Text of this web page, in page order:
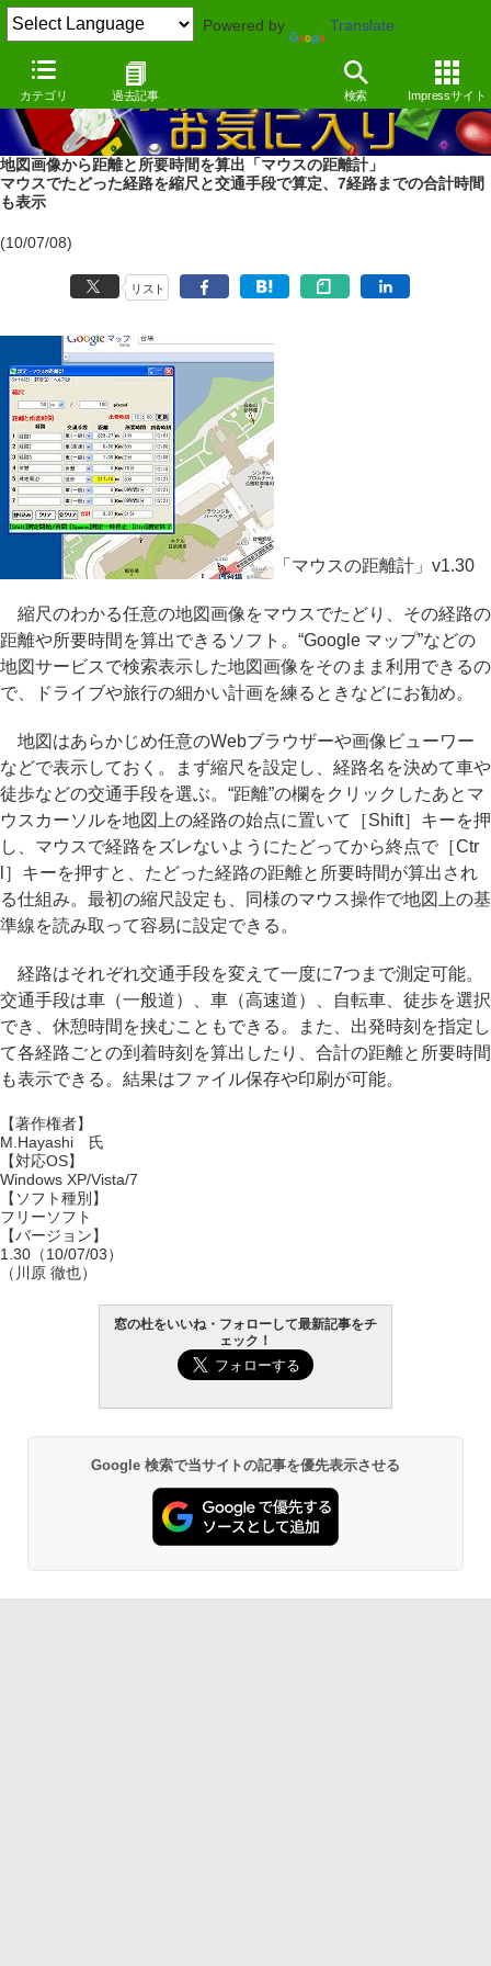
Powered by Translate
カテゴリ 過去記事 検索 Impressサイト
地図画像から距離と所要時間を算出「マウスの距離計」
マウスでたどった経路を縮尺と交通手段で算定、7経路までの合計時間
も表示
(10/07/08)
リスト
「マウスの距離計」v1.30
縮尺のわかる任意の地図画像をマウスでたどり、その経路の
距離や所要時間を算出できるソフト。“Google マップ”などの
地図サービスで検索表示した地図画像をそのまま利用できるの
で、ドライブや旅行の細かい計画を練るときなどにお勧め。
地図はあらかじめ任意のWebブラウザーや画像ビューワー
などで表示しておく。まず縮尺を設定し、経路名を決めて車や
徒歩などの交通手段を選ぶ。“距離”の欄をクリックしたあとマ
ウスカーソルを地図上の経路の始点に置いて［Shift］キーを押
し、マウスで経路をズレないようにたどってから終点で［Ctr
l］キーを押すと、たどった経路の距離と所要時間が算出され
る仕組み。最初の縮尺設定も、同様のマウス操作で地図上の基
準線を読み取って容易に設定できる。
経路はそれぞれ交通手段を変えて一度に7つまで測定可能。
交通手段は車（一般道）、車（高速道）、自転車、徒歩を選択
でき、休憩時間を挟むこともできる。また、出発時刻を指定し
て各経路ごとの到着時刻を算出したり、合計の距離と所要時間
も表示できる。結果はファイル保存や印刷が可能。
【著作権者】
M.Hayashi 氏
【対応OS】
Windows XP/Vista/7
【ソフト種別】
フリーソフト
【バージョン】
1.30（10/07/03）
（川原 徹也）
窓の杜をいいね・フォローして最新記事をチ
ェック！
Google 検索で当サイトの記事を優先表示させる